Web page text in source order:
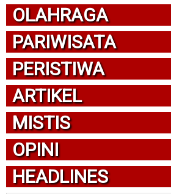
OLAHRAGA
PARIWISATA
PERISTIWA
ARTIKEL
MISTIS
OPINI
HEADLINES